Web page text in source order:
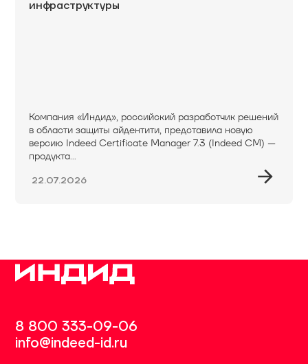
инфраструктуры
Компания «Индид», российский разработчик решений
в области защиты айдентити, представила новую
версию Indeed Certificate Manager 7.3 (Indeed CM) —
продукта...
22.07.2026
8 800 333-09-06
info@indeed-id.ru